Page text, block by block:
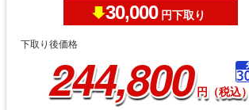
30,000 円下取り
下取り後価格
244,800 円（税込）